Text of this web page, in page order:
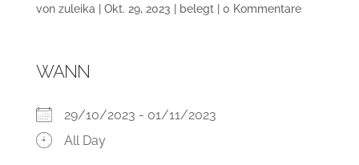
von zuleika Okt. 29, 2023 belegt| 0 Kommentare
WANN
29/10/2023 - 01/11/2023
All Day